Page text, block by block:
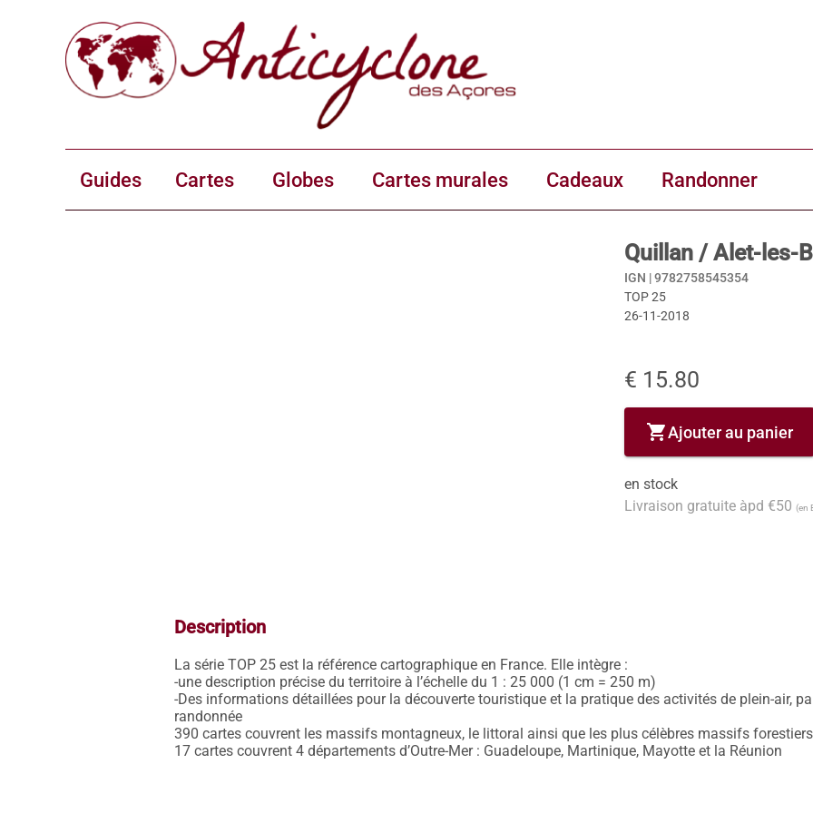
Guides Cartes Globes Cartes murales Cadeaux Randonner
Quillan / Alet-les-
IGN |9782758545354
TOP 25
26-11-2018
€ 15.80
shopping_cartAjouter au panier
en stock
Livraison gratuite àpd €50 (en
Description
La série TOP 25 est la référence cartographique en France. Elle intègre :
-une description précise du territoire à l’échelle du 1 : 25 000 (1 cm = 250 m)
-Des informations détaillées pour la découverte touristique et la pratique des activités de plein-air,
randonnée
390 cartes couvrent les massifs montagneux, le littoral ainsi que les plus célèbres massifs